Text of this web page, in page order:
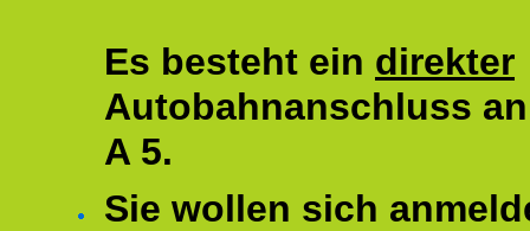
Es besteht ein direkter
Autobahnanschluss
A 5.
Sie wollen sich